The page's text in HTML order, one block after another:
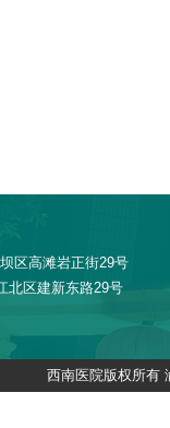
区高滩岩正街29号
北区建新东路29号
西南医院版权所有